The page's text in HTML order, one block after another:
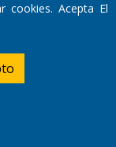
cookies. Acepta El